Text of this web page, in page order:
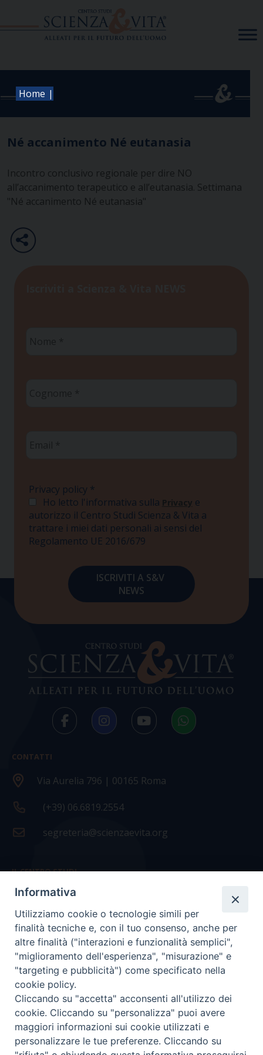
Home |
Né accanimento Né eutanasia
Incontro conclusivo regionale per dire NO
all’accanimento terapeutico e all’eutanasia. Settimana
"Né accanimento Né eutanasia"
Privacy policy *
Ho letto l'informativa sulla Privacy e
autorizzo il Centro Studi Scienza & Vita a
trattare i miei dati personali ai sensi del
Regolamento UE 2016/679
CONTATTI
Via Aurelia 796 | 00165 Roma
(+39) 06.6819.2554
segreteria@scienzaevita.org
IL CENTRO STUDI
La nostra storia
Statuto
Presidenza e ufficio presidenza
Consiglio scientifico
Coordinamento nazionale
Informativa
Utilizziamo cookie o tecnologie simili per
finalità tecniche e, con il tuo consenso, anche per
altre finalità ("interazioni e funzionalità semplici",
"miglioramento dell'esperienza", "misurazione" e
"targeting e pubblicità") come specificato nella
cookie policy.
Cliccando su "accetta" acconsenti all'utilizzo dei
cookie. Cliccando su "personalizza" puoi avere
maggiori informazioni sui cookie utilizzati e
personalizzare le tue preferenze. Cliccando su